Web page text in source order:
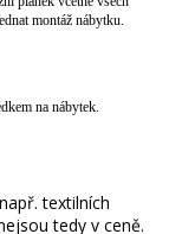
montáž nábytku.
na nábytek.
textilních
tedy v ceně.